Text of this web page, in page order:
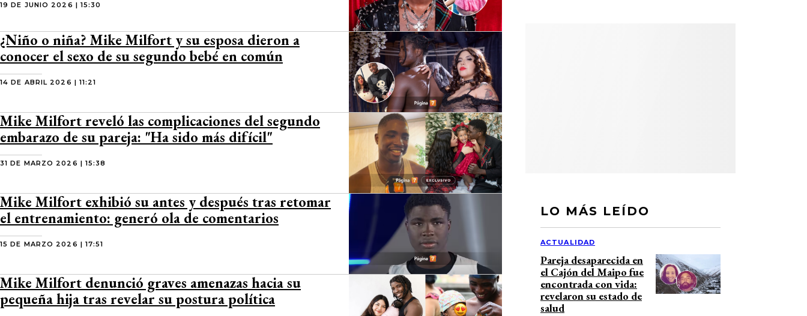
19 DE JUNIO 2026 | 15:30
¿Niño o niña? Mike Milfort y su esposa dieron a
conocer el sexo de su segundo bebé en común
14 DE ABRIL 2026 | 11:21
Mike Milfort reveló las complicaciones del segundo
embarazo de su pareja: "Ha sido más difícil"
31 DE MARZO 2026 | 15:38
Mike Milfort exhibió su antes y después tras retomar
el entrenamiento: generó ola de comentarios
15 DE MARZO 2026 | 17:51
Mike Milfort denunció graves amenazas hacia su
pequeña hija tras revelar su postura política
LO MÁS LEÍDO
ACTUALIDAD
Pareja desaparecida en
el Cajón del Maipo fue
encontrada con vida:
revelaron su estado de
salud